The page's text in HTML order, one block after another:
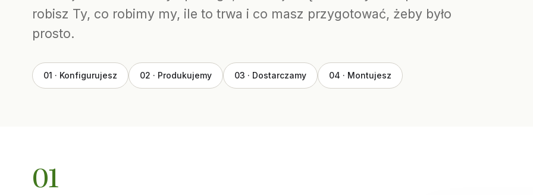
robisz Ty, co robimy my, ile to trwa i co masz przygotować, żeby było
prosto.
01 · Konfigurujesz 02 · Produkujemy 03 · Dostarczamy 04 · Montujesz
01